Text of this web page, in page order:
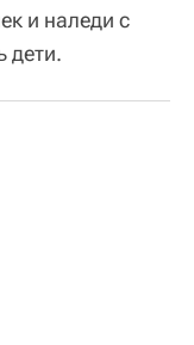
и наледи с
дети.